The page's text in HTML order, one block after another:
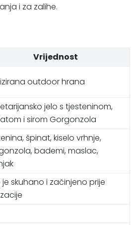
i za zalihe.
Vrijednost
outdoor hrana
jelo s tjesteninom,
i sirom Gorgonzola
špinat, kiselo vrhnje,
bademi, maslac,
je skuhano i začinjeno prije